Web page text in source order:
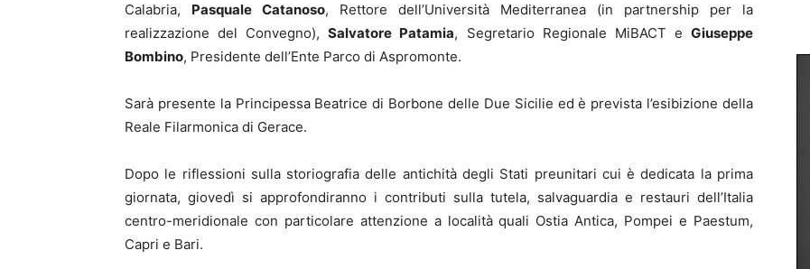
Calabria, Pasquale Catanoso, Rettore dell’Università Mediterranea (in partnership per la
realizzazione del Convegno),Salvatore Patamia, Segretario Regionale MiBACT eGiuseppe
Bombino, Presidente dell’Ente Parco di Aspromonte.
Sarà presente la Principessa Beatrice di Borbone delle Due Sicilie ed è prevista l’esibizione della
Reale Filarmonica di Gerace.
Dopo le riflessioni sulla storiografia delle antichità degli Stati preunitari cui è dedicata la prima
giornata, giovedì si approfondiranno i contributi sulla tutela, salvaguardia e restauri dell’Italia
centro-meridionale con particolare attenzione a località quali Ostia Antica, Pompei e Paestum,
Capri e Bari.